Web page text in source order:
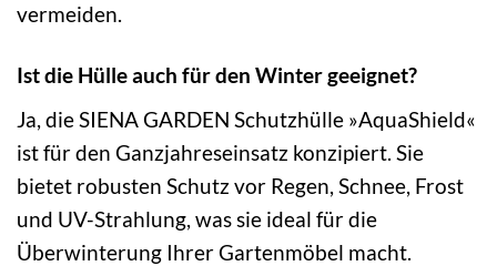
vermeiden.
Ist die Hülle auch für den Winter geeignet?
Ja, die SIENA GARDEN Schutzhülle »AquaShield«
ist für den Ganzjahreseinsatz konzipiert. Sie
bietet robusten Schutz vor Regen, Schnee, Frost
und UV-Strahlung, was sie ideal für die
Überwinterung Ihrer Gartenmöbel macht.